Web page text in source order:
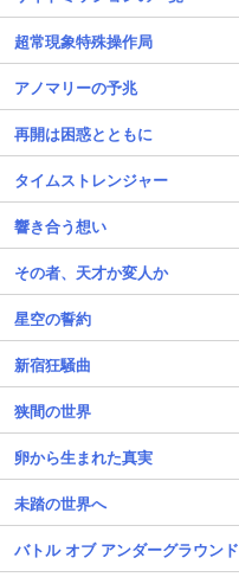
超常現象特殊操作局
アノマリーの予兆
再開は困惑とともに
タイムストレンジャー
響き合う想い
その者、天才か変人か
星空の誓約
新宿狂騒曲
狭間の世界
卵から生まれた真実
未踏の世界へ
バトル オブ アンダーグラウンド